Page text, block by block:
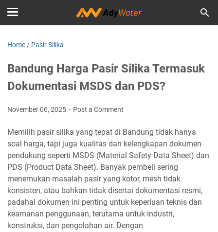
Home / Pasir Silika
Bandung Harga Pasir Silika Termasuk
Dokumentasi MSDS dan PDS?
November 06, 2025 Post a Comment
Memilih pasir silika yang tepat di Bandung tidak hanya
soal harga, tapi juga kualitas dan kelengkapan dokumen
pendukung seperti MSDS (Material Safety Data Sheet) dan
PDS (Product Data Sheet). Banyak pembeli sering
menemukan masalah pasir yang kotor, mesh tidak
konsisten, atau bahkan tidak disertai dokumentasi resmi,
padahal dokumen ini penting untuk keperluan teknis dan
keamanan penggunaan, terutama untuk industri,
konstruksi, dan pengolahan air. Dengan